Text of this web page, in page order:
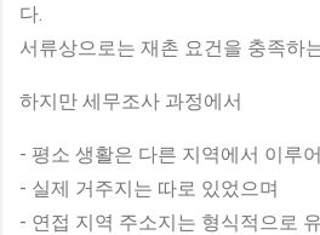
다.
서류상으로는 재촌 요건을 충족하
하지만 세무조사 과정에서
- 평소 생활은 다른 지역에서 이루
- 실제 거주지는 따로 있었으며
- 연접 지역 주소지는 형식적으로